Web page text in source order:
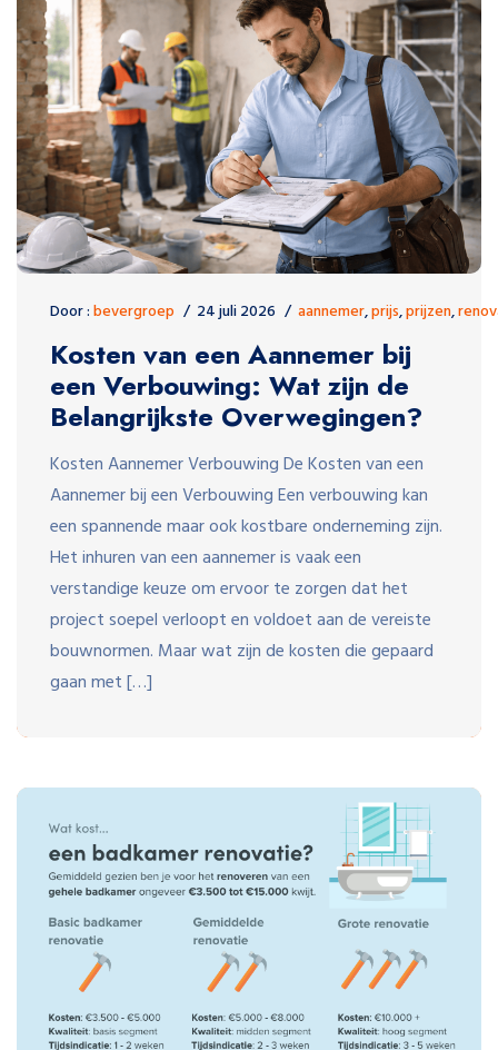
Door :bevergroep 24 juli 2026 aannemer,prijs,prijzen,
Kosten van een Aannemer bij
een Verbouwing: Wat zijn de
Belangrijkste Overwegingen?
Kosten Aannemer Verbouwing De Kosten van een
Aannemer bij een Verbouwing Een verbouwing kan
een spannende maar ook kostbare onderneming zijn.
Het inhuren van een aannemer is vaak een
verstandige keuze om ervoor te zorgen dat het
project soepel verloopt en voldoet aan de vereiste
bouwnormen. Maar wat zijn de kosten die gepaard
gaan met […]